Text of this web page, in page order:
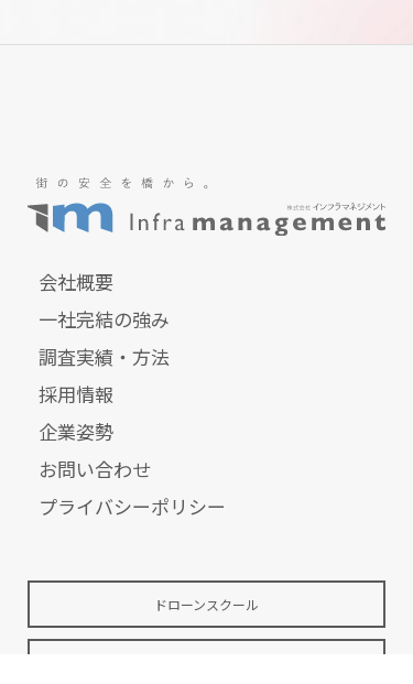
会社概要
一社完結の強み
調査実績・方法
採用情報
企業姿勢
お問い合わせ
プライバシーポリシー
ドローンスクール